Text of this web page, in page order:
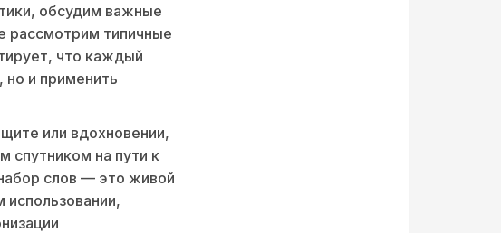
обсудим важные
рассмотрим типичные
что каждый
но и применить
или вдохновении,
спутником на пути к
слов — это живой